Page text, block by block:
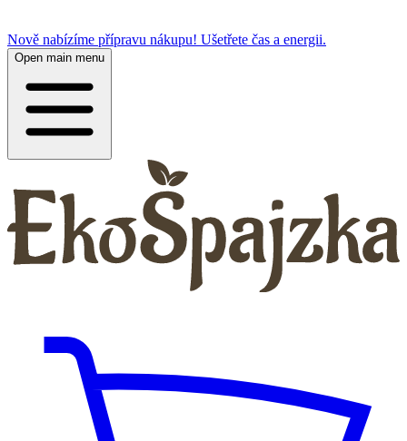
Nově nabízíme přípravu nákupu! Ušetřete čas a energii.
Open main menu